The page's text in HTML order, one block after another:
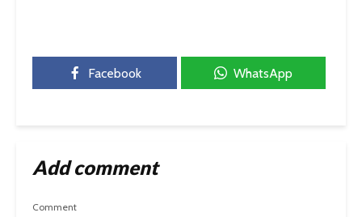
Facebook WhatsApp
Add comment
Comment